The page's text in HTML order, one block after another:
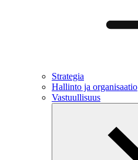
Strategia
Hallinto ja organisaatio
Vastuullisuus